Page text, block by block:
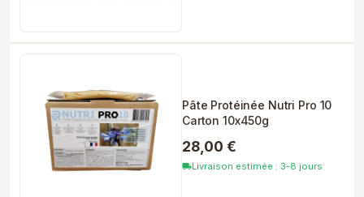
Pâte Protéinée Nutri Pro 10
Carton 10x450g
28,00 €
local_shippingLivraison estimée : 3-8 jours